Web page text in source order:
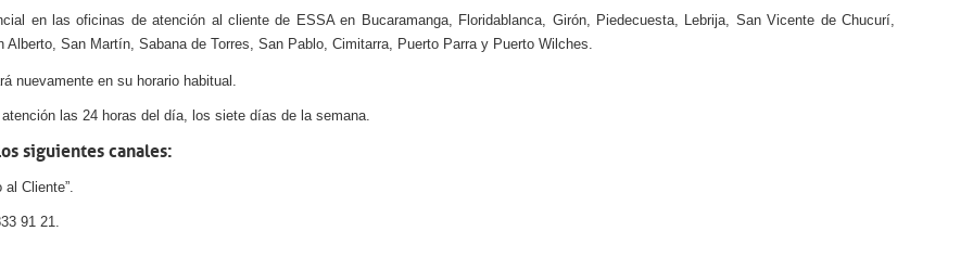
en las oficinas de atención al cliente de ESSA en Bucaramanga, Floridablanca, Girón, Piedecuesta, Lebrija, San Vicente de Chucurí,
San Martín, Sabana de Torres, San Pablo, Cimitarra, Puerto Parra y Puerto Wilches.
nuevamente en su horario habitual.
las 24 horas del día, los siete días de la semana.
siguientes canales:
Cliente”.
91 21.